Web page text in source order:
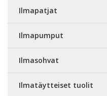
Ilmapatjat
Ilmapumput
Ilmasohvat
Ilmatäytteiset tuolit